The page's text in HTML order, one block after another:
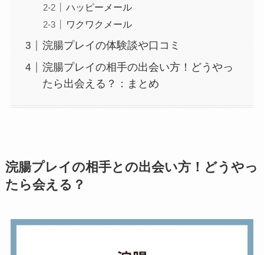
ハッピーメール
ワクワクメール
浣腸プレイの体験談や口コミ
浣腸プレイの相手の出会い方！どうやっ
たら出会える？：まとめ
浣腸プレイの相手との出会い方！どうやっ
たら会える？